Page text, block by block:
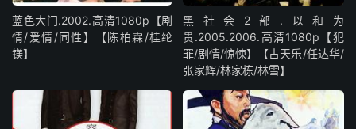
蓝色大门.2002.高清1080p【剧
情/爱情/同性】【陈柏霖/桂纶
镁】
黑社会2部.以和为
贵.2005.2006.高清1080p【犯
罪/剧情/惊悚】【古天乐/任达华/
张家辉/林家栋/林雪】